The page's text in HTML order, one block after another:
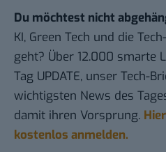
Du möchtest nicht
KI, Green Tech und die
geht? Über 12.000 smarte
Tag UPDATE, unser Tech-
wichtigsten News des
damit ihren Vorsprung.
kostenlos anmelden.